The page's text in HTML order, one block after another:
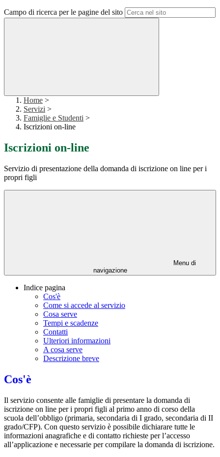
Campo di ricerca per le pagine del sito
Home >
Servizi >
Famiglie e Studenti >
Iscrizioni on-line
Iscrizioni on-line
Servizio di presentazione della domanda di iscrizione on line per i
propri figli
Menu di
navigazione
Indice pagina
Cos'è
Come si accede al servizio
Cosa serve
Tempi e scadenze
Contatti
Ulteriori informazioni
A cosa serve
Descrizione breve
Cos'è
Il servizio consente alle famiglie di presentare la domanda di
iscrizione on line per i propri figli al primo anno di corso della
scuola dell’obbligo (primaria, secondaria di I grado, secondaria di II
grado/CFP). Con questo servizio è possibile dichiarare tutte le
informazioni anagrafiche e di contatto richieste per l’accesso
all’applicazione e necessarie per compilare la domanda di iscrizione.